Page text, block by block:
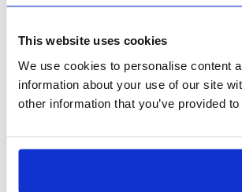
This website uses cookies
We use cookies to personalise content
information about your use of our site
other information that you’ve provided